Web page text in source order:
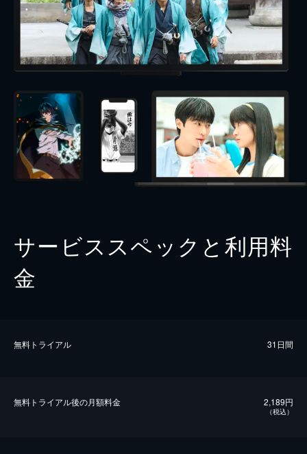
サービススペックと利用料
金
無料トライアル 31日間
無料トライアル後の⽉額料金 2,189円
（税込）